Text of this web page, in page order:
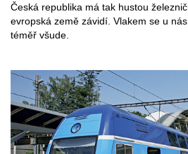
Česká republika má tak hustou
evropská země závidí. Vlakem se u
téměř všude.